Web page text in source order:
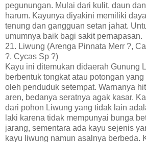
pegunungan. Mulai dari kulit, daun
harum. Kayunya diyakini memiliki
tenung dan gangguan setan jahat.
umumnya baik bagi sakit pernapasan.
21. Liwung (Arenga Pinnata Merr ?,
?, Cycas Sp ?)
Kayu ini ditemukan didaerah Gunung
berbentuk tongkat atau potongan
oleh penduduk setempat. Warnanya
aren, bedanya seratnya agak kasar.
dari pohon Liwung yang tidak lain
laki karena tidak mempunyai bunga
jarang, sementara ada kayu sejenis
kayu liwung namun asalnya berbeda.